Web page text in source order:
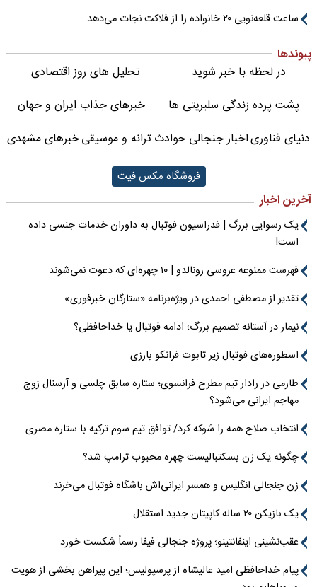
ساعت قلعه‌نویی ۲۰ خانواده را از فلاکت نجات می‌دهد
پیوندها
در لحظه با خبر شوید
تحلیل های روز اقتصادی
پشت پرده زندگی سلبریتی ها
خبرهای جذاب ایران و جهان
دنیای فناوریاخبار جنجالی حوادثترانه و موسیقیخبرهای مشهدی
فروشگاه مکس فیت
آخرین اخبار
یک رسوایی بزرگ | فدراسیون فوتبال به داوران خدمات جنسی داده
است!
فهرست ممنوعه عروسی رونالدو | ۱۰ چهره‌ای که دعوت نمی‌شوند
تقدیر از مصطفی احمدی در ویژه‌برنامه «ستارگان خبرفوری»
نیمار در آستانه تصمیم بزرگ؛ ادامه فوتبال یا خداحافظی؟
اسطوره‌های فوتبال زیر تابوت فرانکو بارزی
طارمی در رادار تیم مطرح فرانسوی؛ ستاره سابق چلسی و آرسنال زوج
مهاجم ایرانی می‌شود؟
انتخاب صلاح همه را شوکه کرد/ توافق تیم سوم ترکیه با ستاره مصری
چگونه یک زن بسکتبالیست چهره محبوب ترامپ شد؟
زن جنجالی انگلیس و همسر ایرانی‌اش باشگاه فوتبال می‌خرند
یک بازیکن ۲۰ ساله کاپیتان جدید استقلال
عقب‌نشینی اینفانتینو؛ پروژه جنجالی فیفا رسماً شکست خورد
پیام خداحافظی امید عالیشاه از پرسپولیس؛ این پیراهن بخشی از هویت